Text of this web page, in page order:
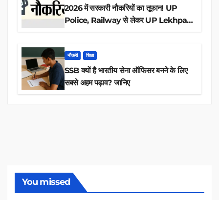
2026 में सरकारी नौकरियों का तूफान! UP
Police, Railway से लेकर UP Lekhpal
नौकरी शिक्षा
SSB क्यों है भारतीय सेना ऑफिसर बनने के लिए
सबसे अहम पड़ाव? जानिए
You missed